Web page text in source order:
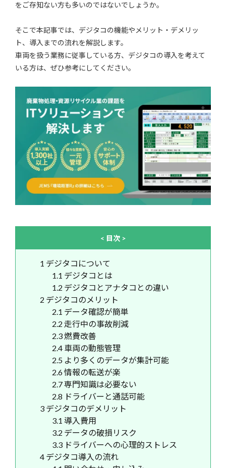
をご存知ない方も多いのではないでしょうか。
そこで本記事では、デジタコの機能やメリット・デメリッ
ト、導入までの流れを解説します。
車両を扱う業務に従事している方、デジタコの導入を考えて
いる方は、ぜひ参考にしてください。
< 目次 >
1 デジタコについて
1.1 デジタコとは
1.2 デジタコとアナタコとの違い
2 デジタコのメリット
2.1 データ確認が簡単
2.2 走行中の事故削減
2.3燃費改善
2.4 車両の動態管理
2.5 より多くのデータが集計可能
2.6情報の転送が楽
2.7専門知識は必要ない
2.8 ドライバーと通話可能
3 デジタコのデメリット
3.1 導入費用
3.2 データの破損リスク
3.3 ドライバーへの心理的ストレス
4 デジタコ導入の流れ